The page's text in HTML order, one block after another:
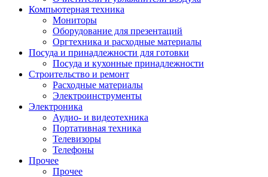
Компьютерная техника
Мониторы
Оборудование для презентаций
Оргтехника и расходные материалы
Посуда и принадлежности для готовки
Посуда и кухонные принадлежности
Строительство и ремонт
Расходные материалы
Электроинструменты
Электроника
Аудио- и видеотехника
Портативная техника
Телевизоры
Телефоны
Прочее
Прочее